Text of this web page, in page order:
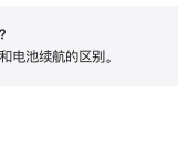
电池续航的区‍别。